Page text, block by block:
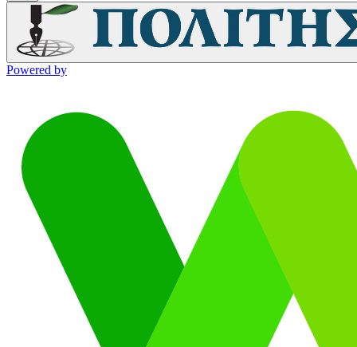
Powered by